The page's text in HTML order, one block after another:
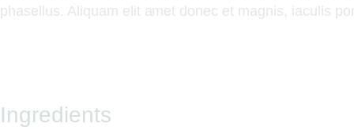
phasellus. Aliquam elit amet donec et magnis, iaculis
Ingredients